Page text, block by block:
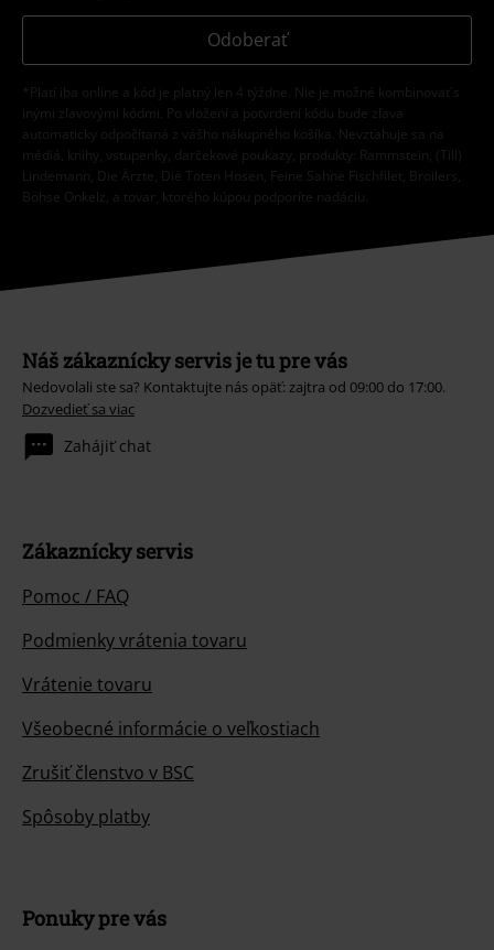
Odoberať
*Platí iba online a kód je platný len 4 týždne. Nie je možné kombinovať s
inými zľavovými kódmi. Po vložení a potvrdení kódu bude zľava
automaticky odpočítaná z vášho nákupného košíka. Nevzťahuje sa na
médiá, knihy, vstupenky, darčekové poukazy, produkty: Rammstein, (Till)
Lindemann, Die Ärzte, Die Toten Hosen, Feine Sahne Fischfilet, Broilers,
Böhse Onkelz, a tovar, ktorého kúpou podporíte nadáciu.
Náš zákaznícky servis je tu pre vás
Nedovolali ste sa? Kontaktujte nás opäť: zajtra od 09:00 do 17:00.
Dozvedieť sa viac
Zahájiť chat
Zákaznícky servis
Pomoc / FAQ
Podmienky vrátenia tovaru
Vrátenie tovaru
Všeobecné informácie o veľkostiach
Zrušiť členstvo v BSC
Spôsoby platby
Ponuky pre vás